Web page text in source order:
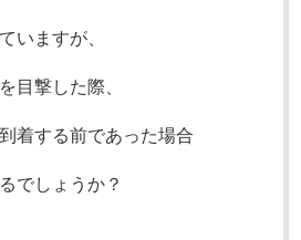
いますが、
目撃した際、
着する前であった場合
でしょうか？